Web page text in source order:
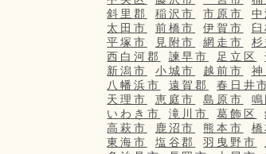
斜里郡
稲沢市 市原市
太田市
前橋市 伊賀市
平塚市
見附市 網走市
西白河郡
諫早市 足立区
新潟市
小城市 越前市
八幡浜市
遠賀郡 春日井
天理市
恵庭市 島原市
いわき市
滝川市 葛飾区
高萩市
鹿沼市 熊本市
東海市
塩谷郡 羽曳野市